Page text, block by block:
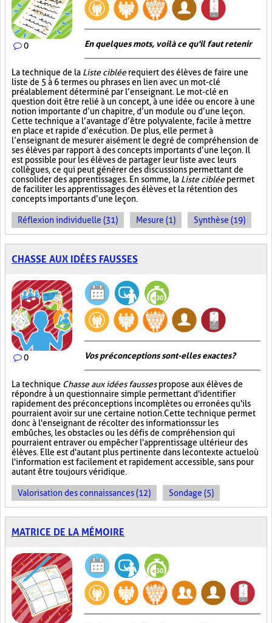
0 En quelques mots, voilà ce qu'il faut retenir
La technique de la Liste cibléerequiert des élèves de faire une
liste de 5 à 6 termes ou phrases en lien avec un mot-clé
préalablement déterminé par l’enseignant. Le mot-clé en
question doit être relié à un concept, à une idée ou encore à une
notion importante d’un chapitre, d’un module ou d’une leçon.
Cette technique a l’avantage d’être polyvalente, facile à mettre
en place et rapide d’exécution. De plus, elle permet à
l’enseignant de mesurer aisément le degré de compréhension de
ses élèves par rapport à des concepts importants d’une leçon. Il
est possible pour les élèves de partager leur liste avec leurs
collègues, ce qui peut générer des discussions permettant de
consolider des apprentissages. En somme, la Liste cibléepermet
de faciliter les apprentissages des élèves et la rétention des
concepts importants d’une leçon.
Réflexion individuelle (31) Mesure (1) Synthèse (19)
CHASSE AUX IDÉES FAUSSES
0 Vos préconceptions sont-elles exactes ?
La technique Chasse aux idées faussespropose aux élèves de
répondre à un questionnaire simple permettant d'identifier
rapidement des préconceptions incomplètes ou erronées qu'ils
pourraient avoir sur une certaine notion. Cette technique permet
donc à l'enseignant de récolter des informations sur les
embûches, les obstacles ou les défis de compréhension qui
pourraient entraver ou empêcher l'apprentissage ultérieur des
élèves. Elle est d'autant plus pertinente dans le contexte actuel où
l'information est facilement et rapidement accessible, sans pour
autant être toujours véridique.
Valorisation des connaissances (12) Sondage (5)
MATRICE DE LA MÉMOIRE